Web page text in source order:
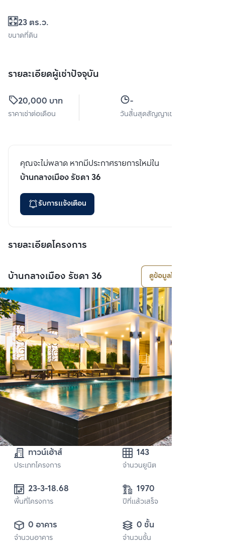
23 ตร.ว.
ขนาดที่ดิน
รายละเอียดผู้เช่าปัจจุบัน
20,000 บาท
ราคาเช่าต่อเดือน
-
วันสิ้นสุดสัญญาเช่า
คุณจะไม่พลาด หากมีประกาศรายการใหม่ใน
บ้านกลางเมือง รัชดา 36
รับการแจ้งเตือน
รายละเอียดโครงการ
บ้านกลางเมือง รัชดา 36 ดูข้อมูลโครงการ
ทาวน์เฮ้าส์
ประเภทโครงการ
143
จำนวนยูนิต
พื้นที่โครงการ
1970
ปีที่แล้วเสร็จ
0 อาคาร
จำนวนอาคาร
0 ชั้น
จำนวนชั้น